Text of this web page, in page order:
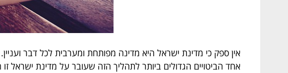
אין ספק כי מדינת ישראל היא מדינה מפותחת ומערבית לכל דבר
אחד הביטויים הגדולים ביותר לתהליך הזה שעובר על מדינת ישראל